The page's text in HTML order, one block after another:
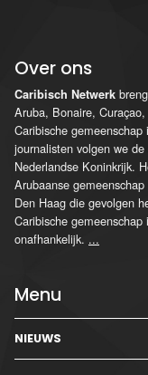
Over ons
Caribisch Netwerk
Aruba, Bonaire,
Caribische
journalisten volgen we
Nederlandse Koninkrijk.
Arubaanse
Den Haag die gevolgen
Caribische
onafhankelijk. ...
Menu
NIEUWS